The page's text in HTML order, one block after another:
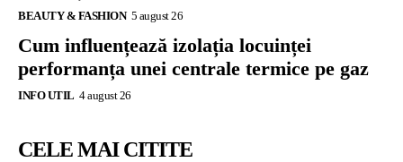
BEAUTY & FASHION 5 august 26
Cum influențează izolația locuinței
performanța unei centrale termice pe gaz
INFO UTIL 4 august 26
CELE MAI CITITE